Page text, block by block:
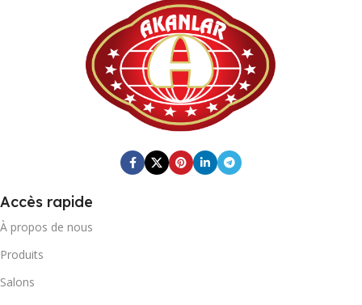
Accès rapide
À propos de nous
Produits
Salons